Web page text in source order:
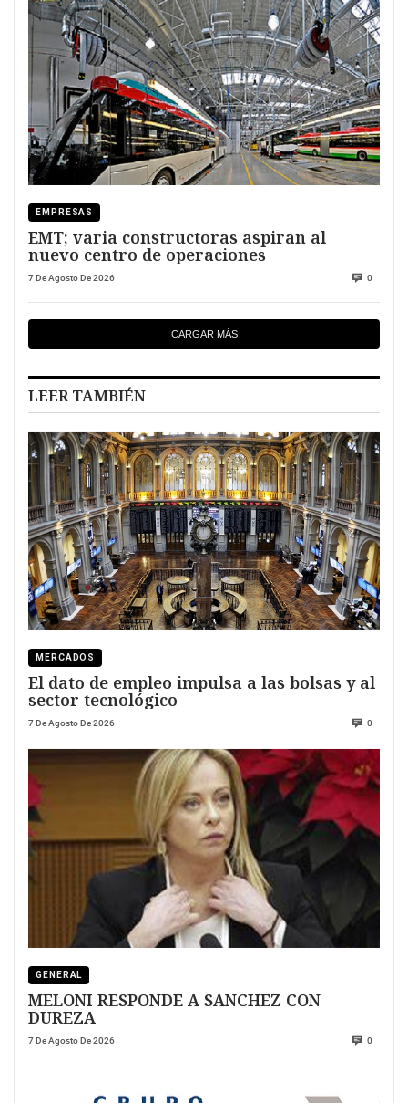
EMPRESAS
EMT; varia constructoras aspiran al
nuevo centro de operaciones
7 De Agosto De 2026 0
CARGAR MÁS
LEER TAMBIÉN
MERCADOS
El dato de empleo impulsa a las bolsas y al
sector tecnológico
7 De Agosto De 2026 0
GENERAL
MELONI RESPONDE A SANCHEZ CON
DUREZA
7 De Agosto De 2026 0